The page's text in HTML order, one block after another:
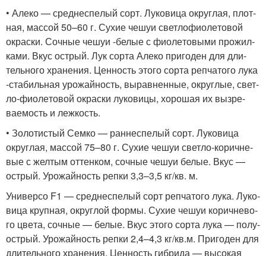
• Але­ко — сред­не­спе­лый сорт. Луко­ви­ца округ­лая, плот­
ная, мас­сой 50–60 г. Сухие чешуи свет­ло­фи­о­ле­то­вой
окрас­ки. Соч­ные чешуи ‑белые с фио­ле­то­вы­ми про­жил­
ка­ми. Вкус ост­рый. Лук сор­та Але­ко при­го­ден для дли­
тель­но­го хра­не­ния. Цен­ность это­го сор­та реп­ча­то­го лука
‑ста­биль­ная уро­жай­ность, вырав­нен­ные, округ­лые, свет­
ло-фио­ле­то­вой окрас­ки луко­ви­цы, хоро­шая их выз­ре-
вае­мость и лежкость.
• Золо­ти­стый Сем­ко — ран­не­спе­лый сорт. Луко­ви­ца
округ­лая, мас­сой 75–80 г. Сухие чешуи свет­ло-корич­не­
вые с жел­тым оттен­ком, соч­ные чешуи белые. Вкус —
ост­рый. Уро­жай­ность реп­ки 3,3–3,5 кг/кв. м.
Уни­вер­со F1 — сред­не­спе­лый сорт реп­ча­то­го лука. Луко­
ви­ца круп­ная, округ­лой фор­мы. Сухие чешуи корич­не­во­
го цве­та, соч­ные — белые. Вкус это­го сор­та лука — полу­
ост­рый. Уро­жай­ность реп­ки 2,4–4,3 кг/кв.м. При­го­ден для
дли­тель­но­го хра­не­ния. Цен­ность гибри­да — высо­кая